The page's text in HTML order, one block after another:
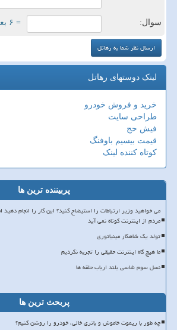
سوال: = ۶ بعلاوه ۳
لینک دوستهای رهاتل
خرید و فروش خودرو
طراحی سایت
فیش حج
قیمت بیسیم باوفنگ
کوتاه کننده لینک
پربیننده ترین ها
می خواهید وزیر ارتباطات را استیضاح کنید؟ این کار را انجام دهید
مردم از اینترنت کوتاه نمی آید
تولد یک شاهکار مینیاتوری
ما هیچ گاه اینترنت حقیقی را تجربه نکردیم
نسل سوم شاسی بلند ارباب حلقه ها
پربحث ترین ها
چه طور با ریموت خاموش و باتری خالی، خودرو را روشن کنیم؟